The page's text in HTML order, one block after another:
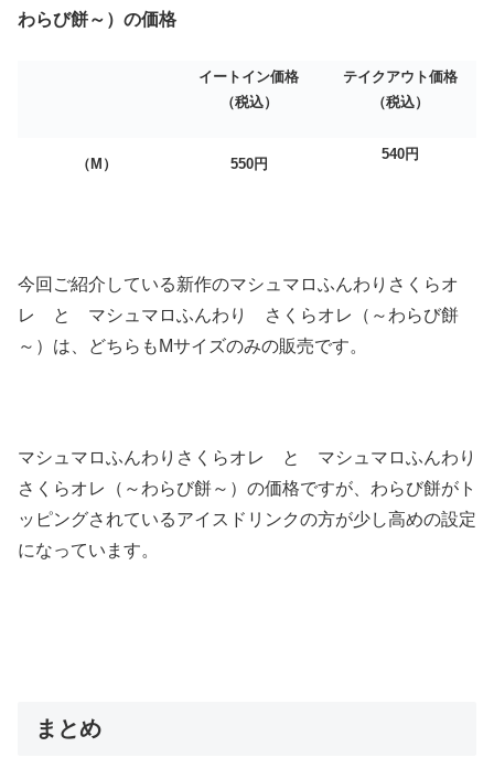
わらび餅～）の価格
イートイン価格
（税込）
テイクアウト価格
（税込）
（M） 550円
540円
今回ご紹介している新作のマシュマロふんわりさくらオ
レ と マシュマロふんわり さくらオレ（～わらび餅
～）は、どちらもМサイズのみの販売です。
マシュマロふんわりさくらオレ と マシュマロふんわり
さくらオレ（～わらび餅～）の価格ですが、わらび餅がト
ッピングされているアイスドリンクの方が少し高めの設定
になっています。
まとめ